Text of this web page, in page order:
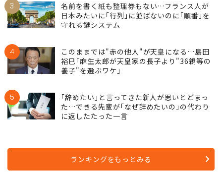
3
名前を書く紙も整理券もない…フランス人が
日本みたいに｢行列｣に並ばないのに｢順番｣を
守れる謎システム
4
このままでは"赤の他人"が天皇になる…島田
裕巳｢麻生太郎が天皇家の長子より"36親等の
養子"を選ぶワケ｣
5
｢辞めたい｣と言ってきた新人が思いとどまっ
た…できる先輩が｢なぜ辞めたいの｣の代わり
に返したたった一言
ランキングをもっとみる